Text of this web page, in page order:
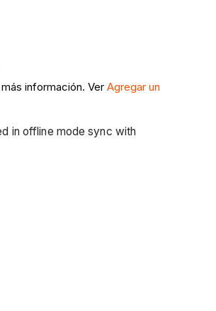
información. Ver Agregar un
in offline mode sync with